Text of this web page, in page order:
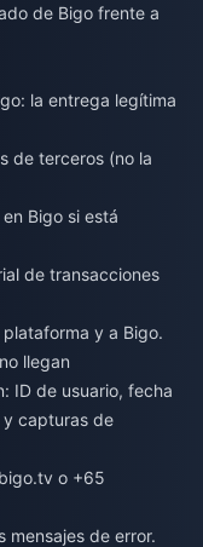
de Bigo frente a
la entrega legítima
de terceros (no la
Bigo si está
de transacciones
y a Bigo.
llegan
ID de usuario, fecha
capturas de
o +65
mensajes de error.